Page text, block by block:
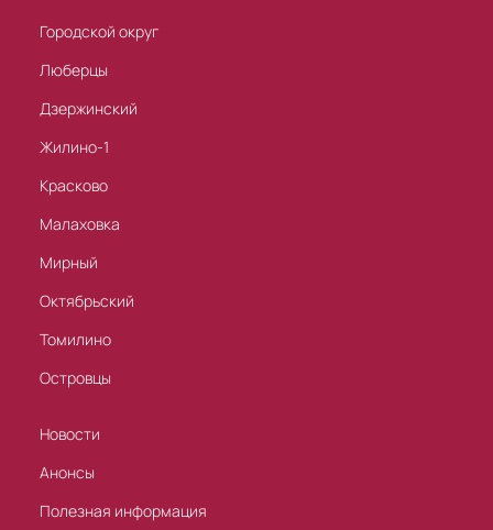
Городской округ
Люберцы
Дзержинский
Жилино-1
Красково
Малаховка
Мирный
Октябрьский
Томилино
Островцы
Новости
Анонсы
Полезная информация